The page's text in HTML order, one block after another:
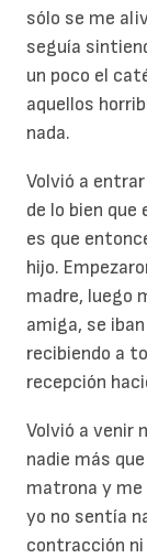
sólo se me
seguía
un poco el
aquellos
nada.
Volvió a
de lo bien que
es que
hijo.
madre, luego
amiga, se
recibiendo a
recepción
Volvió a venir
nadie más
matrona y me
yo no sentía
contracción ni